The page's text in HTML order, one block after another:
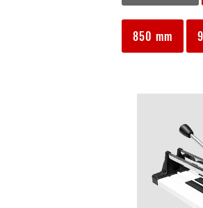
850 mm